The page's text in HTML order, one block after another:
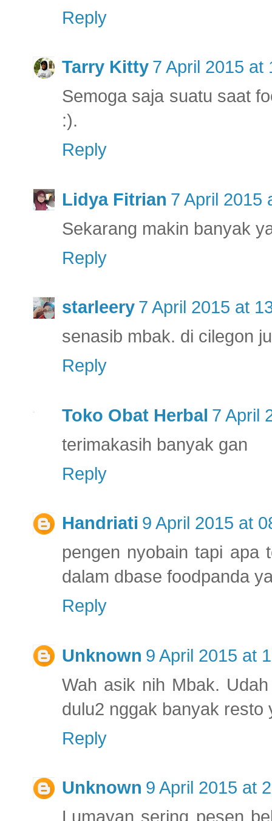
Reply
Tarry Kitty 7 April 2015 at
Semoga saja suatu saat
:).
Reply
Lidya Fitrian 7 April 2015
Sekarang makin banyak
Reply
starleery 7 April 2015 at
senasib mbak. di cilegon
Reply
Toko Obat Herbal 7 April
terimakasih banyak gan
Reply
Handriati 9 April 2015 at
pengen nyobain tapi apa
dalam dbase foodpanda
Reply
Unknown 9 April 2015 at
Wah asik nih Mbak.
dulu2 nggak banyak resto
Reply
Unknown 9 April 2015 at
Lumayan sering pesen